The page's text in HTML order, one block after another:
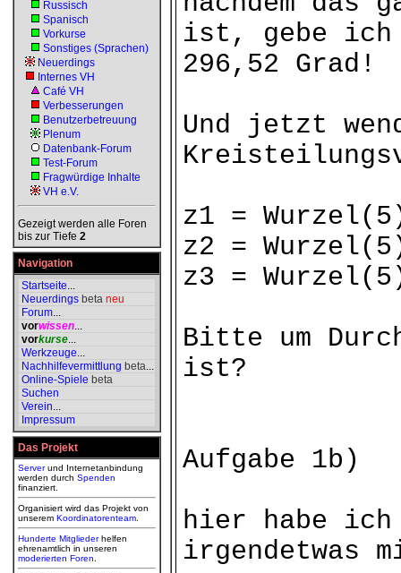
Russisch
Spanisch
Vorkurse
Sonstiges (Sprachen)
Neuerdings
Internes VH
Café VH
Verbesserungen
Benutzerbetreuung
Plenum
Datenbank-Forum
Test-Forum
Fragwürdige Inhalte
VH e.V.
Gezeigt werden alle Foren
bis zur Tiefe 2
Navigation
Startseite...
Neuerdings beta neu
Forum...
vorwissen...
vorkurse...
Werkzeuge...
Nachhilfevermittlung beta...
Online-Spiele beta
Suchen
Verein...
Impressum
Das Projekt
Serverund Internetanbindung
werden durch Spenden
finanziert.
Organisiert wird das Projekt von
unserem Koordinatorenteam
Hunderte Mitgliederhelfen
ehrenamtlich in unseren
moderierten Foren
ist, gebe ich
296,52 Grad!
Und jetzt
z1 =
z2 =
z3 =
Bitte um
ist?
Aufgabe 1b)
hier habe ich
irgendetwas